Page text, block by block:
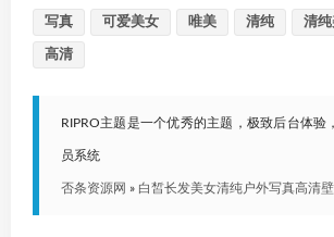
写真 可爱美女 唯美 清纯 清
高清
RIPRO主题是一个优秀的主题，极致后台体验
员系统
否条资源网 » 白皙长发美女清纯户外写真高清